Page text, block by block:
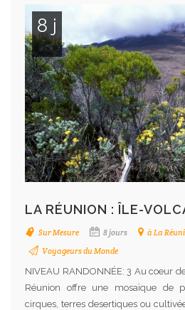
8 j
LA RÉUNION : ÎLE-
Sur Mesure 8 jours
à La
Voyageurs du Monde
NIVEAU RANDONNÉE: 3 Au coeur
Réunion offre une mosaïque de
cirques, terres desertiques ou